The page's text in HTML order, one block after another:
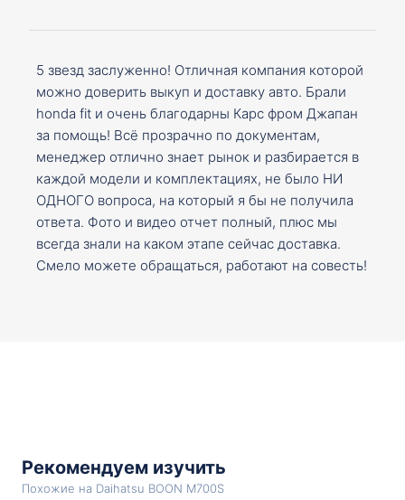
5 звезд заслуженно! Отличная компания которой
можно доверить выкуп и доставку авто. Брали
honda fit и очень благодарны Карс фром Джапан
за помощь! Всё прозрачно по документам,
менеджер отлично знает рынок и разбирается в
каждой модели и комплектациях, не было НИ
ОДНОГО вопроса, на который я бы не получила
ответа. Фото и видео отчет полный, плюс мы
всегда знали на каком этапе сейчас доставка.
Смело можете обращаться, работают на совесть!
Рекомендуем изучить
Похожие на Daihatsu BOON M700S